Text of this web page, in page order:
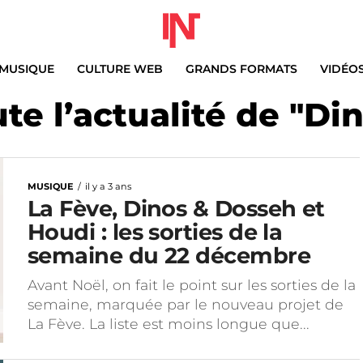
CULTURE WEB GRANDS FORMATS
l’actualité de
MUSIQUE il y a 3 ans
La Fève, Dinos & Dosseh et
Houdi : les sorties de la
semaine du 22 décembre
Avant Noël, on fait le point sur les sorties de la
semaine, marquée par le nouveau projet de
La Fève. La liste est moins longue que...